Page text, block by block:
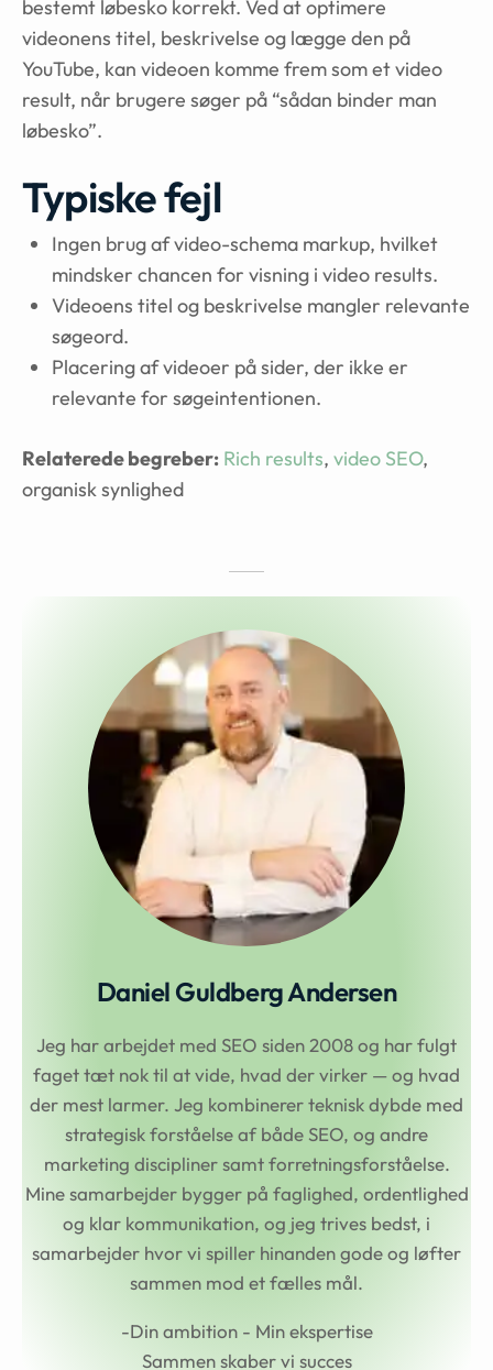
bestemt løbesko korrekt. Ved at optimere
videonens titel, beskrivelse og lægge den på
YouTube, kan videoen komme frem som et video
result, når brugere søger på “sådan binder man
løbesko”.
Typiske fejl
Ingen brug af video-schema markup, hvilket
mindsker chancen for visning i video results.
Videoens titel og beskrivelse mangler relevante
søgeord.
Placering af videoer på sider, der ikke er
relevante for søgeintentionen.
Relaterede begreber: Rich results, video SEO,
organisk synlighed
Daniel Guldberg Andersen
Jeg har arbejdet med SEO siden 2008 og har fulgt
faget tæt nok til at vide, hvad der virker — og hvad
der mest larmer. Jeg kombinerer teknisk dybde med
strategisk forståelse af både SEO, og andre
marketing discipliner samt forretningsforståelse.
Mine samarbejder bygger på faglighed, ordentlighed
og klar kommunikation, og jeg trives bedst, i
samarbejder hvor vi spiller hinanden gode og løfter
sammen mod et fælles mål.
-Din ambition - Min ekspertise
Sammen skaber vi succes